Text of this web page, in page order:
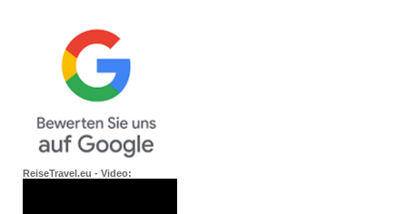
ReiseTravel.eu - Video: